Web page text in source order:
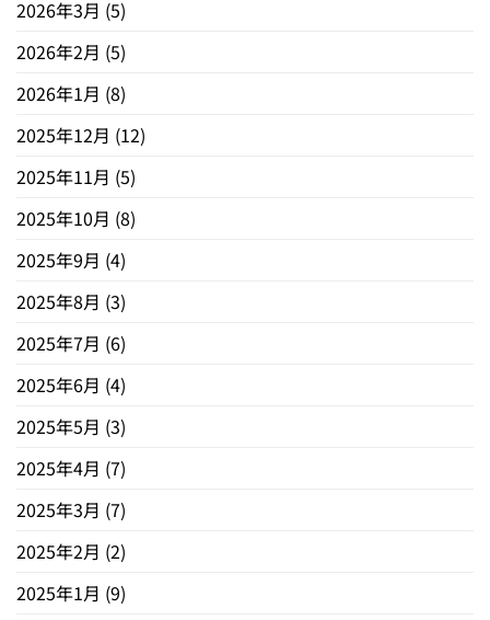
2026年3月 (5)
2026年2月 (5)
2026年1月 (8)
2025年12月 (12)
2025年11月 (5)
2025年10月 (8)
2025年9月 (4)
2025年8月 (3)
2025年7月 (6)
2025年6月 (4)
2025年5月 (3)
2025年4月 (7)
2025年3月 (7)
2025年2月 (2)
2025年1月 (9)